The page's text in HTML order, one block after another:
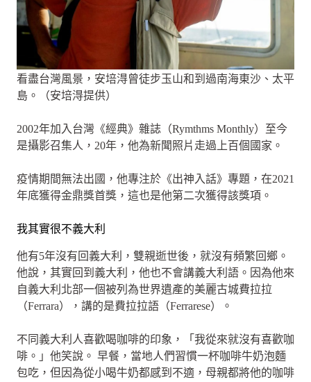
看盡台灣風景，安培淂曾徒步玉山和到過南海東沙、太平
島。（安培淂提供）
2002年加入台灣《經典》雜誌（Rymthms Monthly）至今
是攝影召集人，20年，他為新聞照片走過上百個國家。
疫情期間無法出國，他專注於《出神入話》專題，在2021
年底獲得金鼎獎首獎，這也是他第二次獲得該獎項。
我其實很不義大利
他有5年沒有回義大利，雙親逝世後，就沒有頻繁回鄉。
他說，其實回到義大利，他也不會講義大利語。因為他來
自義大利北部一個被列為世界遺產的美麗古城費拉拉
（Ferrara），講的是費拉拉語（Ferrarese）。
不同義大利人喜歡喝咖啡的印象，「我從來就沒有喜歡咖
啡。」他笑說。 早餐，當地人們習慣一杯咖啡牛奶泡麵
包吃，但因為從小喝牛奶都感到不適，母親都將他的咖啡